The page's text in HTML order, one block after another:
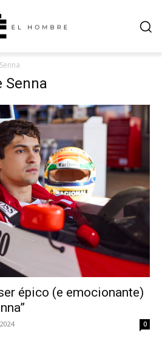
Senna
épico (e emocionante)
0